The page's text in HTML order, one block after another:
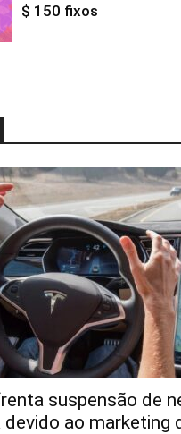
$ 150 fixos
suspensão de
ao marketing